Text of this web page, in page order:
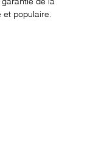
populaire.